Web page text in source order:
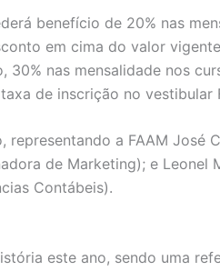
benefício de 20% nas
em cima do valor
30% nas mensalidade nos
de inscrição no vestibular
representando a FAAM José
de Marketing); e Leonel
Contábeis).
este ano, sendo uma